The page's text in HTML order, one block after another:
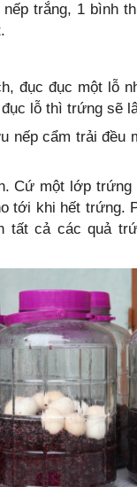
trắng, 1 bình
đục đục một lỗ
lỗ thì trứng sẽ
nếp cẩm trải đều
Cứ một lớp
tới khi hết trứng.
tất cả các quả